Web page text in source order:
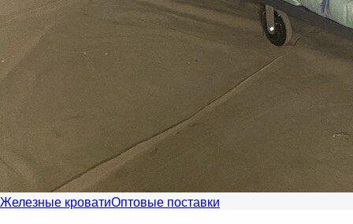
Железные кроватиОптовые поставки